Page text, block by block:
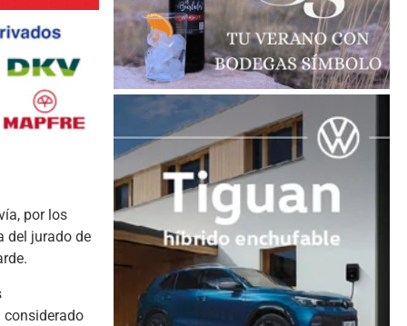
por los
del jurado de
considerado